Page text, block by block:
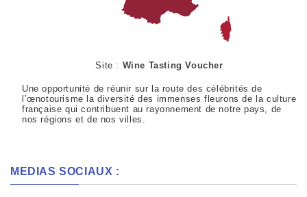
Site : Wine Tasting Voucher
Une opportunité de réunir sur la route des célébrités de
l’œnotourisme la diversité des immenses fleurons de la culture
française qui contribuent au rayonnement de notre pays, de
nos régions et de nos villes.
MEDIAS SOCIAUX :